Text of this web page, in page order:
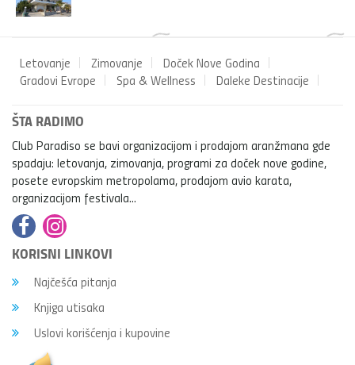
Letovanje Zimovanje
Doček Nove Godina
Gradovi Evrope
Spa & Wellness Daleke Destinacije
ŠTA RADIMO
Club Paradiso se bavi organizacijom i prodajom aranžmana gde
spadaju: letovanja, zimovanja, programi za doček nove godine,
posete evropskim metropolama, prodajom avio karata,
organizacijom festivala...
KORISNI LINKOVI
Najčešća pitanja
Knjiga utisaka
Uslovi korišćenja i kupovine